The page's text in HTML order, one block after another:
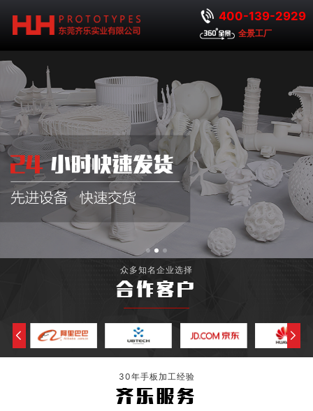
400-139-2929
全景工厂
众多知名企业选择
合作客户
30年手板加工经验
齐乐服务